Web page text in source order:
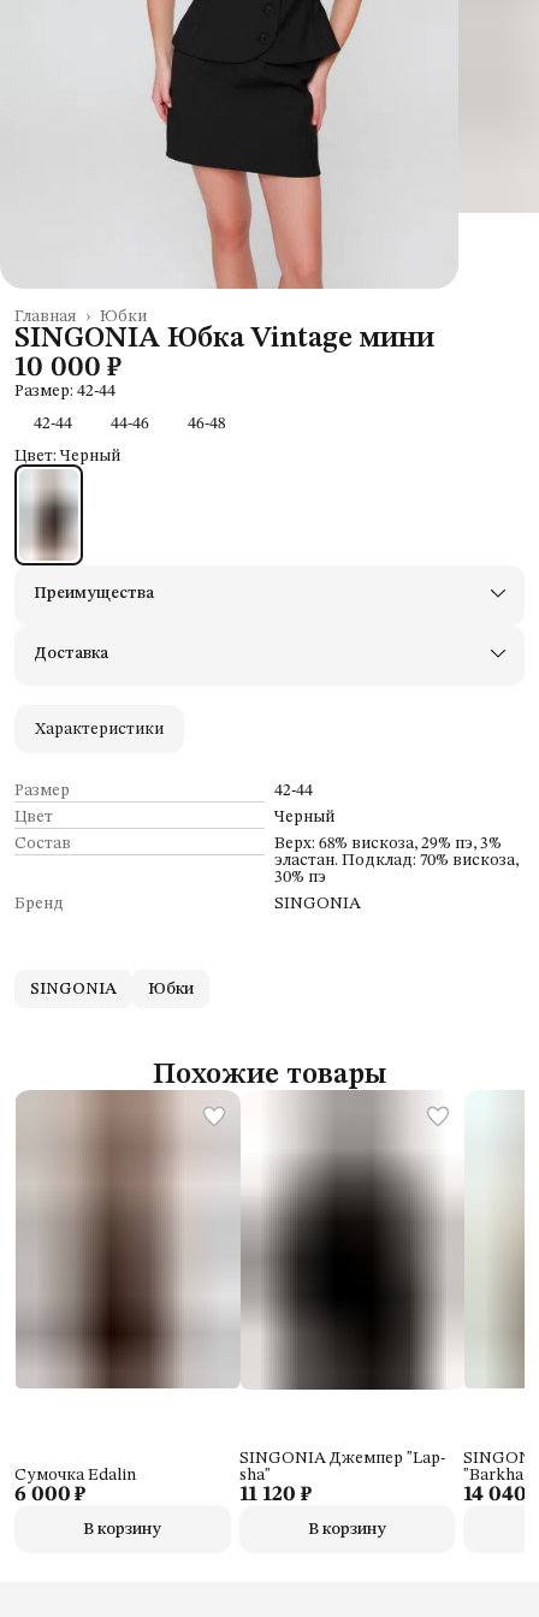
Юбки
Главная ›
SINGONIA Юбка Vintage мини
10 000 ₽
Размер: 42-44
42-44
44-46
46-48
Цвет: Черный
Преимущества
Оплата — картой, СБП или наличными
Доставка
Характеристики
Размер
42-44
Цвет
Черный
Состав
Верх: 68% вискоза, 29% пэ, 3%
эластан. Подклад: 70% вискоза,
30% пэ
Бренд
SINGONIA
SINGONIA Юбки
Похожие товары
6 000 ₽
Сумочка Edalin
В корзину
11 120 ₽
SINGONIA Джемпер "Lap-
sha"
В корзину
14 040
"Barkhat"